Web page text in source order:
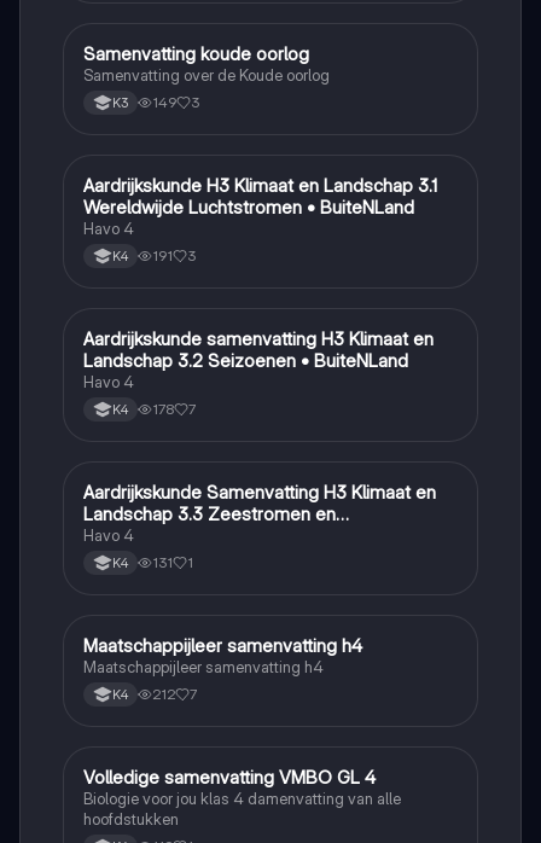
Geschiedenis
Samenvatting koude oorlog
Samenvatting over de Koude oorlog
K3 149 3
Aardrijkskunde
Aardrijkskunde H3 Klimaat en Landschap 3.1
Wereldwijde Luchtstromen • BuiteNLand
Havo 4
K4 191 3
Aardrijkskunde
Aardrijkskunde samenvatting H3 Klimaat en
Landschap 3.2 Seizoenen • BuiteNLand
Havo 4
K4 178 7
Aardrijkskunde
Aardrijkskunde Samenvatting H3 Klimaat en
Landschap 3.3 Zeestromen en
Klimaatgebieden • BuiteNLand
Havo 4
K4 131 1
Maatschappijleer
Maatschappijleer samenvatting h4
Maatschappijleer samenvatting h4
K4 212 7
Biologie
Volledige samenvatting VMBO GL 4
Biologie voor jou klas 4 damenvatting van alle
hoofdstukken